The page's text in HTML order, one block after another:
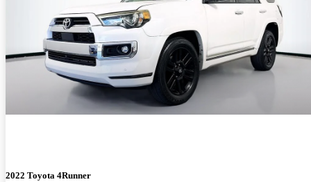
2022 Toyota 4Runner